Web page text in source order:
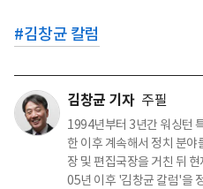
#김창균 칼럼
김창균 기자 주필
1994년부터 3년간 워싱턴
한 이후 계속해서 정치 분야
장 및 편집국장을 거친 뒤
05년 이후 '김창균 칼럼'을